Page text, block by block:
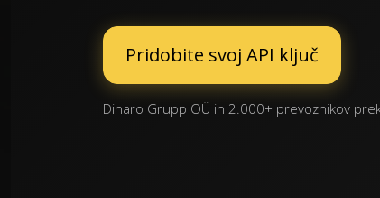
Pridobite svoj API ključ
Dinaro Grupp OÜ in 2.000+ prevoznikov